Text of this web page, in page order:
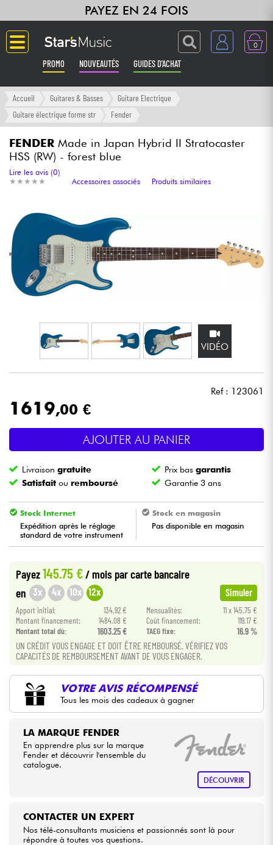
PAYEZ EN 24 FOIS
0
PROMO NOUVEAUTÉS GUIDES D'ACHAT
Langue
Amplis & Effets
Synthés & Sampleurs
Home Studio
Casques
DJ
Eclairage
Batteries & Percu
Vents
Violons & Quatuor
Eveil Musical
Câbles & Access.
HiFi
Packs
Accueil Guitares & Basses
Guitare Electrique
Guitare électrique forme str
Fender
FENDER Made in Japan Hybrid II Stratocaster
HSS (RW) - forest blue
★ ★ ★ ★ ★
★ ★ ★ ★ ★
Lire les avis (0)
Accessoires associés
Produits similaires
VIDÉO
Ref : 123061
1619,00 €
AJOUTER AU PANIER
Livraisongratuite Prix basgarantis
Satisfait ou remboursé Garantie 3 ans
Stock Internet
Expédition après le réglage
standard de votre instrument
Stock en magasin
Pas disponible en magasin
Payez145.75 €/ mois par carte bancaire
en 3x 4x 10x 12x Simuler
Apport initial: 134.92 € Mensualités:
11 x 145.75 €
Montant financement:
1484.08 € Coût financement:
119.17 €
Montant total dù:
1603.25 € TAEG fixe: 16.9 %
UN CRÉDIT VOUS ENGAGE ET DOIT ÊTRE REMBOURSÉ. VÉRIFIEZ VOS
CAPACITÉS DE REMBOURSEMENT AVANT DE VOUS ENGAGER.
VOTRE AVIS RÉCOMPENSÉ
Tous les mois des cadeaux à gagner
LA MARQUE FENDER
En apprendre plus sur la marque
Fender et découvrir l'ensemble du
catalogue.
DÉCOUVRIR
CONTACTER UN EXPERT
Nos télé-consultants musiciens et passionnés sont là pour
répondre à toutes vos questions.